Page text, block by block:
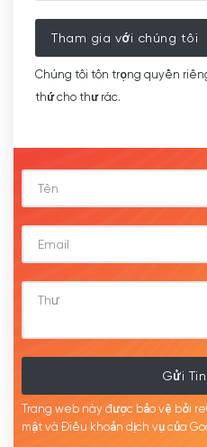
Tham gia với chúng tôi
Chúng tôi tôn trọng quyền
thứ cho thư rác.
Gửi
Trang web này được bảo vệ bởi
mật và Điều khoản dịch vụ của